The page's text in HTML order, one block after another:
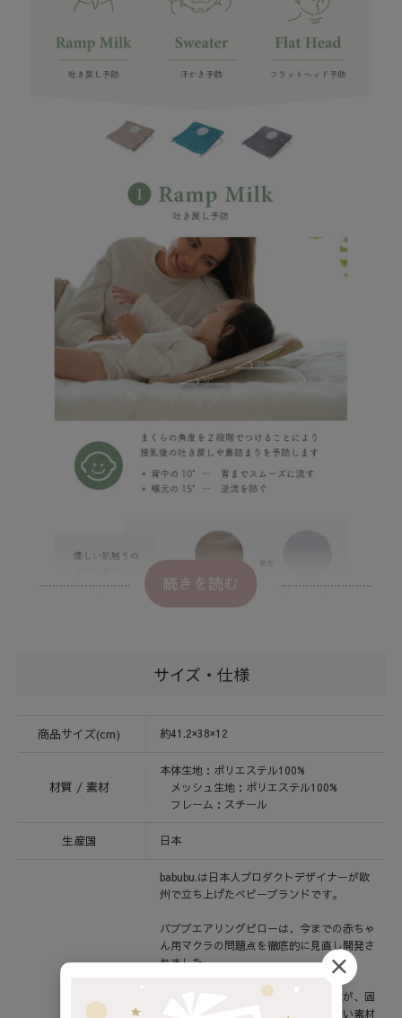
続きを読む
サイズ・仕様
商品サイズ(cm) 約41.2×38×12
材質 / 素材
本体生地：ポリエステル100%
メッシュ生地：ポリエステル100%
フレーム：スチール
生産国 日本
babubu.は日本人プロダクトデザイナーが欧
州で立ち上げたベビーブランドです。
バブブエアリングピローは、今までの赤ちゃ
ん用マクラの問題点を徹底的に見直し開発さ
れました。
傾斜がついたマクラは他でもありますが、固
綿やウレタンなどどれだけ通気性のよい素材